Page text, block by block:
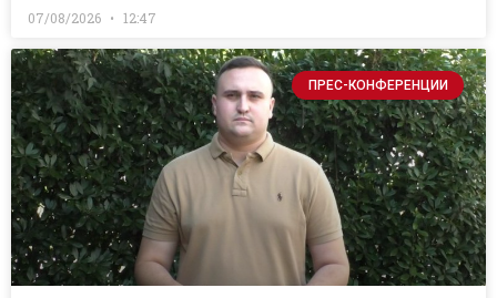
07/08/2026 12:47
ПРЕС-КОНФЕРЕНЦИИ